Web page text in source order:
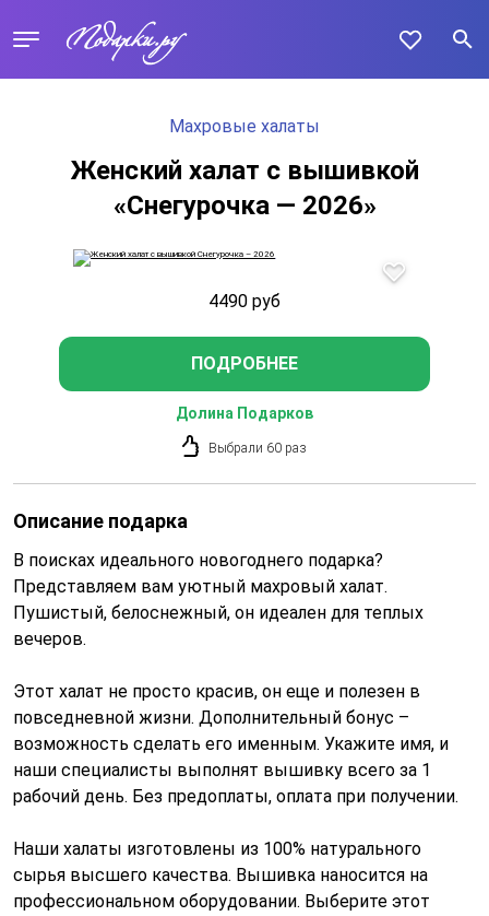
Махровые халаты
Женский халат с вышивкой
«Снегурочка — 2026»
4490 руб
ПОДРОБНЕЕ
Долина Подарков
Выбрали 60 раз
Описание подарка
В поисках идеального новогоднего подарка?
Представляем вам уютный махровый халат.
Пушистый, белоснежный, он идеален для теплых
вечеров.
Этот халат не просто красив, он еще и полезен в
повседневной жизни. Дополнительный бонус –
возможность сделать его именным. Укажите имя, и
наши специалисты выполнят вышивку всего за 1
рабочий день. Без предоплаты, оплата при получении.
Наши халаты изготовлены из 100% натурального
сырья высшего качества. Вышивка наносится на
профессиональном оборудовании. Выберите этот